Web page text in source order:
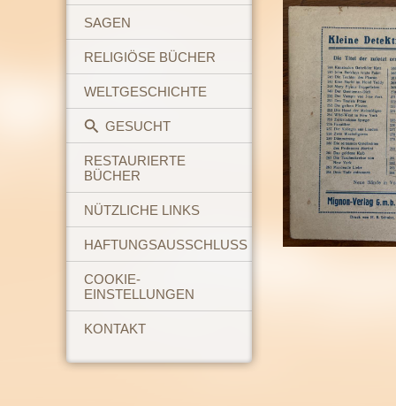
SAGEN
RELIGIÖSE BÜCHER
WELTGESCHICHTE
GESUCHT
RESTAURIERTE
BÜCHER
NÜTZLICHE LINKS
HAFTUNGSAUSSCHLUSS
COOKIE-
EINSTELLUNGEN
KONTAKT